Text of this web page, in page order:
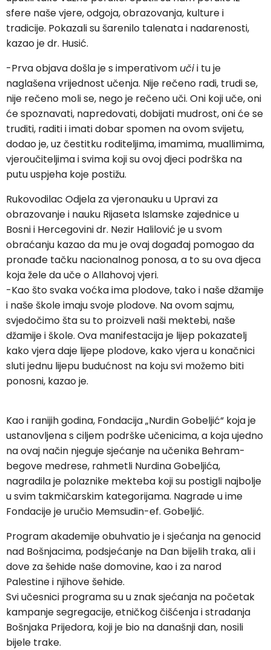
sfere naše vjere, odgoja, obrazovanja, kulture i
tradicije. Pokazali su šarenilo talenata i nadarenosti,
kazao je dr. Husić.
-Prva objava došla je s imperativom učii tu je
naglašena vrijednost učenja. Nije rečeno radi, trudi se,
nije rečeno moli se, nego je rečeno uči. Oni koji uče, oni
će spoznavati, napredovati, dobijati mudrost, oni će se
truditi, raditi i imati dobar spomen na ovom svijetu,
dodao je, uz čestitku roditeljima, imamima, muallimima,
vjeroučiteljima i svima koji su ovoj djeci podrška na
putu uspjeha koje postižu.
Rukovodilac Odjela za vjeronauku u Upravi za
obrazovanje i nauku Rijaseta Islamske zajednice u
Bosni i Hercegovini dr. Nezir Halilović je u svom
obraćanju kazao da mu je ovaj događaj pomogao da
pronađe tačku nacionalnog ponosa, a to su ova djeca
koja žele da uče o Allahovoj vjeri.
-Kao što svaka voćka ima plodove, tako i naše džamije
i naše škole imaju svoje plodove. Na ovom sajmu,
svjedočimo šta su to proizveli naši mektebi, naše
džamije i škole. Ova manifestacija je lijep pokazatelj
kako vjera daje lijepe plodove, kako vjera u konačnici
sluti jednu lijepu budućnost na koju svi možemo biti
ponosni, kazao je.
Kao i ranijih godina, Fondacija „Nurdin Gobeljić“ koja je
ustanovljena s ciljem podrške učenicima, a koja ujedno
na ovaj način njeguje sjećanje na učenika Behram-
begove medrese, rahmetli Nurdina Gobeljića,
nagradila je polaznike mekteba koji su postigli najbolje
u svim takmičarskim kategorijama. Nagrade u ime
Fondacije je uručio Memsudin-ef. Gobeljić.
Program akademije obuhvatio je i sjećanja na genocid
nad Bošnjacima, podsjećanje na Dan bijelih traka, ali i
dove za šehide naše domovine, kao i za narod
Palestine i njihove šehide.
Svi učesnici programa su u znak sjećanja na početak
kampanje segregacije, etničkog čišćenja i stradanja
Bošnjaka Prijedora, koji je bio na današnji dan, nosili
bijele trake.